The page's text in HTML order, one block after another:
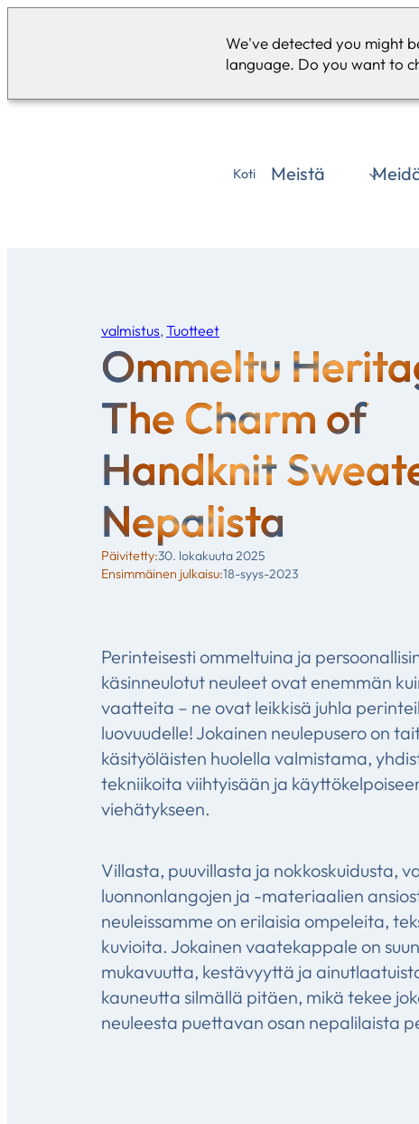
We've detected you might
language. Do you want to
Koti Meistä
valmistus, Tuotteet
Ommeltu
The Charm of
Handknit
Nepalista
Päivitetty:30. lokakuuta 2025
Ensimmäinen julkaisu:18-syys-2023
Perinteisesti ommeltuina ja
käsinneulotut neuleet ovat enemmän
vaatteita – ne ovat leikkisä juhla
luovuudelle! Jokainen neulepusero on
käsityöläisten huolella valmistama,
tekniikoita viihtyisään ja
viehätykseen.
Villasta, puuvillasta ja nokkoskuidusta,
luonnonlangojen ja -materiaalien
neuleissamme on erilaisia ompeleita,
kuvioita. Jokainen vaatekappale on
mukavuutta, kestävyyttä ja
kauneutta silmällä pitäen, mikä tekee
neuleesta puettavan osan nepalilaista